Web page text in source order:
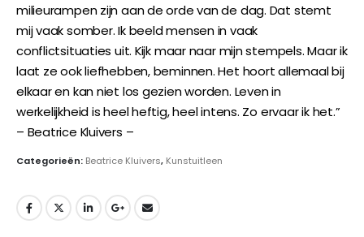
milieurampen zijn aan de orde van de dag. Dat stemt
mij vaak somber. Ik beeld mensen in vaak
conflictsituaties uit. Kijk maar naar mijn stempels. Maar ik
laat ze ook liefhebben, beminnen. Het hoort allemaal bij
elkaar en kan niet los gezien worden. Leven in
werkelijkheid is heel heftig, heel intens. Zo ervaar ik het.”
– Beatrice Kluivers –
Categorieën: Beatrice Kluivers, Kunstuitleen